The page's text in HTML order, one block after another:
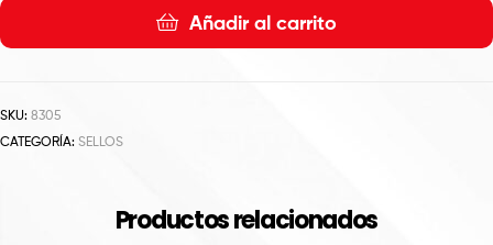
Añadir al carrito
SKU: 8305
CATEGORÍA: SELLOS
Productos relacionados